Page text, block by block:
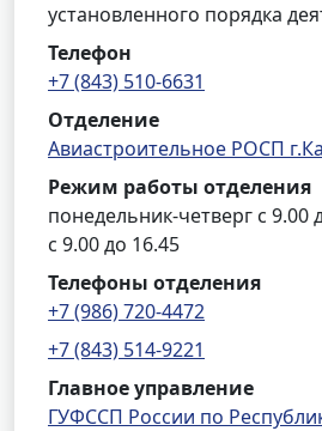
установленного порядка
Телефон
+7 (843) 510-6631
Отделение
Авиастроительное РОСП
Режим работы отделения
понедельник-четверг с 9.00
с 9.00 до 16.45
Телефоны отделения
+7 (986) 720-4472
+7 (843) 514-9221
Главное управление
ГУФССП России по